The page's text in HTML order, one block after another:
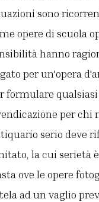
sono
opere di scuola
hanno
per un'opera
formulare
per chi
serio deve
la cui serietà
ove le opere
ad un vaglio